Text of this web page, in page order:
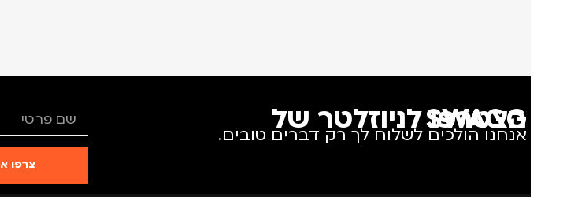
הצטרפו לניוזלטר של SWAGG
אנחנו הולכים לשלוח לך רק דברים טובים.
צרפו